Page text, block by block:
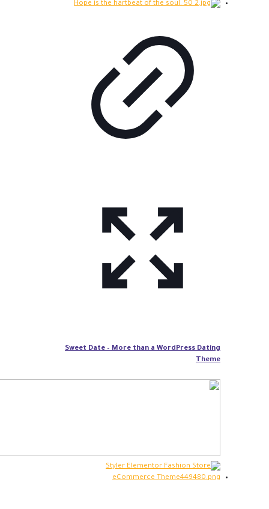
Sweet Date – More than a WordPress Dating
Theme